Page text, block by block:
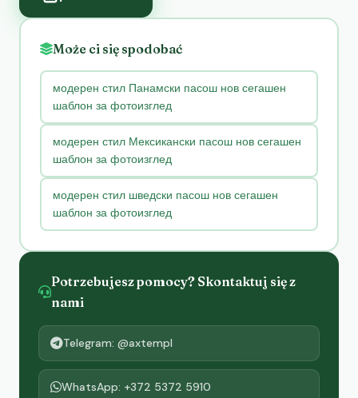
Może ci się spodobać
модерен стил Панамски пасош нов сегашен
шаблон за фотоизглед
модерен стил Мексикански пасош нов сегашен
шаблон за фотоизглед
модерен стил шведски пасош нов сегашен
шаблон за фотоизглед
Potrzebujesz pomocy? Skontaktuj się z
nami
Telegram: @axtempl
WhatsApp: +372 5372 5910